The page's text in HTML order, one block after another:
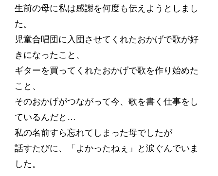
生前の母に私は感謝を何度も伝えようとしまし
た。
児童合唱団に入団させてくれたおかげで歌が好
きになったこと、
ギターを買ってくれたおかげで歌を作り始めた
こと、
そのおかげがつながって今、歌を書く仕事をし
ているんだと…
私の名前すら忘れてしまった母でしたが
話すたびに、「よかったねぇ」と涙ぐんでいま
した。